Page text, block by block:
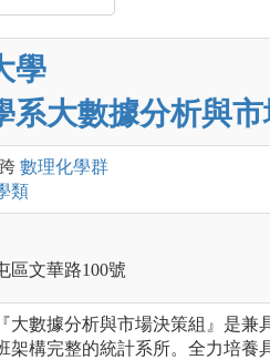
學
系大數據分析與市
跨 數理化學群
類
區文華路100號
大數據分析與市場決策組』是兼
架構完整的統計系所。全力培養